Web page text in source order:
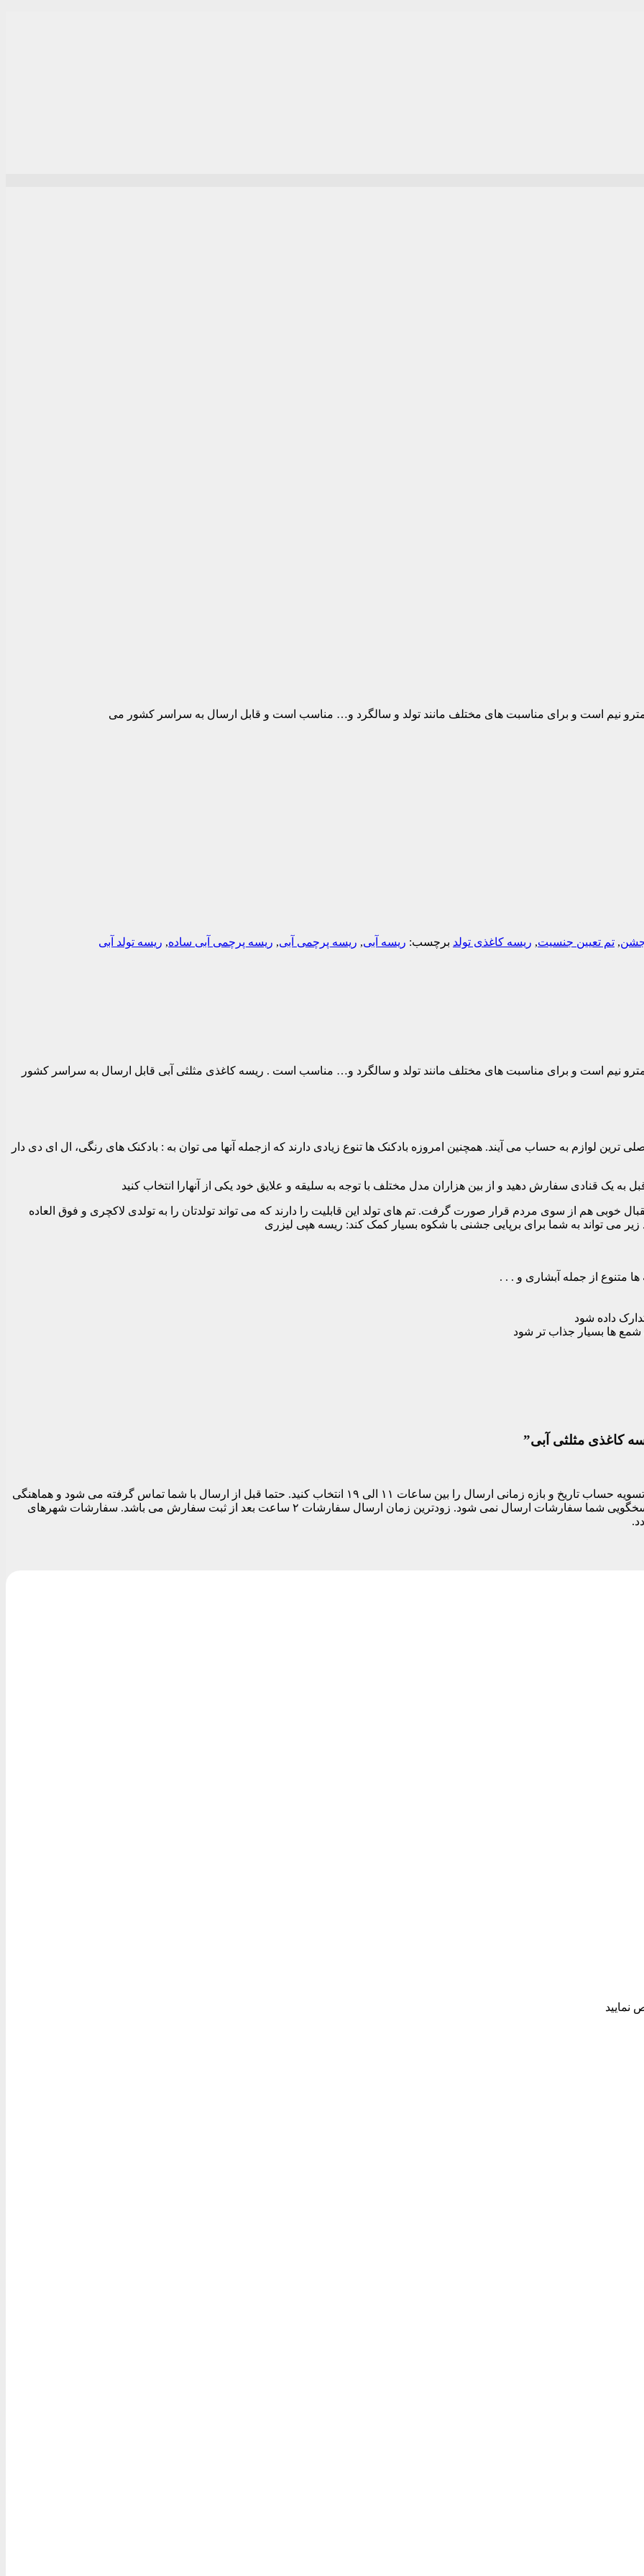
نمایید
ریسه آبی از جنس مقوا و به رنگ آبی میباشد که طول آن حدودا ۲مترو نیم است و برای مناسبت های مختلف مانند تولد و سالگرد و… مناسب است و قابل ارسال به سراسر کشور می
جشن, تم تعیین جنسیت, ریسه کاغذی تولد برچسب: ریسه آبی, ریسه پرچمی آبی, ریسه پرچمی آبی ساده, ریسه تولد آبی
ریسه آبی از جنس مقوا و به رنگ آبی میباشد که طول آن حدودا ۲مترو نیم است و برای مناسبت های مختلف مانند تولد و سالگرد و… مناسب است . ریسه کاغذی مثلثی آبی قابل ارسال به سراسر کشور
ترین لوازم به حساب می آیند. همچنین امروزه بادکنک ها تنوع زیادی دارند که ازجمله آنها می توان به : بادکنک های رنگی، ال ای دی دار
به یک قنادی سفارش دهید و از بین هزاران مدل مختلف با توجه به سلیقه و علایق خود یکی از آنهارا انتخاب کنید
خوبی هم از سوی مردم قرار صورت گرفت. تم های تولد این قابلیت را دارند که می تواند تولدتان را به تولدی لاکچری و فوق العاده
زیر می تواند به شما برای برپایی جشنی با شکوه بسیار کمک کند: ریسه هپی لیزری
متنوع از جمله آبشاری و . . .
داده شود
ها بسیار جذاب تر شود
کاغذی مثلثی آبی”
مشتری های ساکن تهران می توانید در قسمت نهایی سفارش قبل از تسویه حساب تاریخ و بازه زمانی ارسال را بین ساعات ۱۱ الی ۱۹ انتخاب کنید. حتما قبل از ارسال با شما تماس گرفته می شود و هماهنگی
های لازم برای ارسال مرسوله انجام می شود. بدیهی است تا زمان پاسخگویی شما سفارشات ارسال نمی شود. زودترین زمان ارسال سفارشات ۲ ساعت بعد از ثبت سفارش می باشد. سفارشات شهرهای